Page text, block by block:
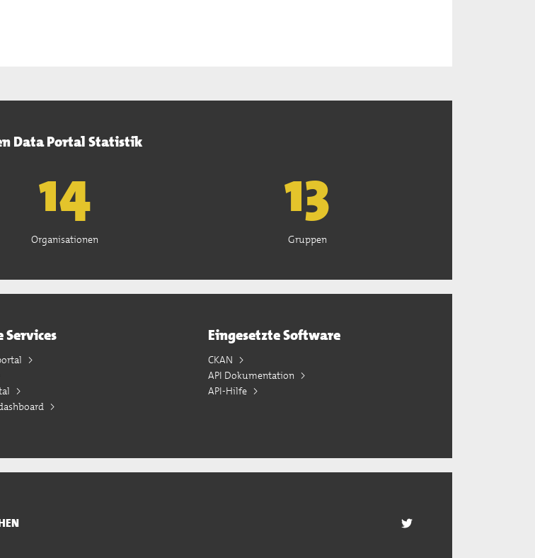
Data Portal Statistik
15
Organisationen
13
Gruppen
Eingesetzte Software
CKAN
API Dokumentation
API-Hilfe